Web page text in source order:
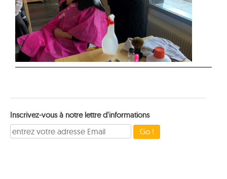
Inscrivez-vous à notre lettre d'informations